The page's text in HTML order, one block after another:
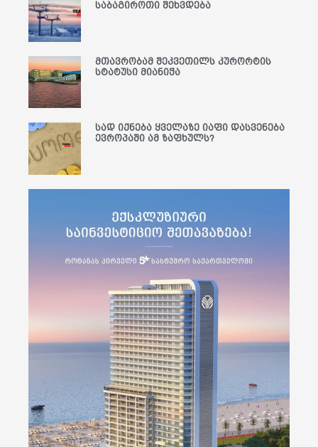
საბაგიროთი შეხვდება
მთავრობამ შეკვეთილს კურორტის
სტატუსი მიანიჭა
სად იქნება ყველაზე იაფი დასვენება
ევროპაში ამ ზაფხულს?